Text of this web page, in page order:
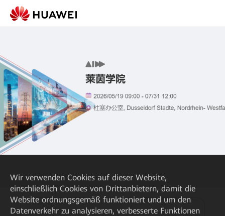
Wir verwenden Cookies auf dieser Website,
einschließlich Cookies von Drittanbietern, damit die
Website ordnungsgemäß funktioniert und um den
Datenverkehr zu analysieren, verbesserte Funktionen